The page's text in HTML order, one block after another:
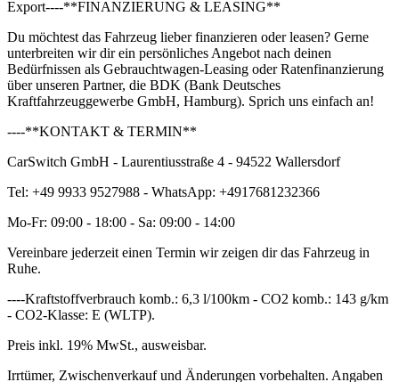
Export----**FINANZIERUNG & LEASING**
Du möchtest das Fahrzeug lieber finanzieren oder leasen? Gerne
unterbreiten wir dir ein persönliches Angebot nach deinen
Bedürfnissen als Gebrauchtwagen-Leasing oder Ratenfinanzierung
über unseren Partner, die BDK (Bank Deutsches
Kraftfahrzeuggewerbe GmbH, Hamburg). Sprich uns einfach an!
----**KONTAKT & TERMIN**
CarSwitch GmbH - Laurentiusstraße 4 - 94522 Wallersdorf
Tel: +49 9933 9527988 - WhatsApp: +4917681232366
Mo-Fr: 09:00 - 18:00 - Sa: 09:00 - 14:00
Vereinbare jederzeit einen Termin wir zeigen dir das Fahrzeug in
Ruhe.
----Kraftstoffverbrauch komb.: 6,3 l/100km - CO2 komb.: 143 g/km
- CO2-Klasse: E (WLTP).
Preis inkl. 19% MwSt., ausweisbar.
Irrtümer, Zwischenverkauf und Änderungen vorbehalten. Angaben